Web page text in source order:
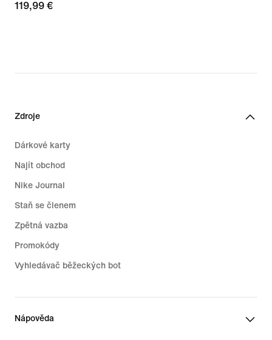
119,99 €
119,99 €
Zdroje
Dárkové karty
Najít obchod
Nike Journal
Staň se členem
Zpětná vazba
Promokódy
Vyhledávač běžeckých bot
Nápověda